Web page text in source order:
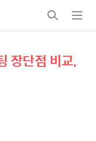
검
색
메
뉴
장단점 비교,